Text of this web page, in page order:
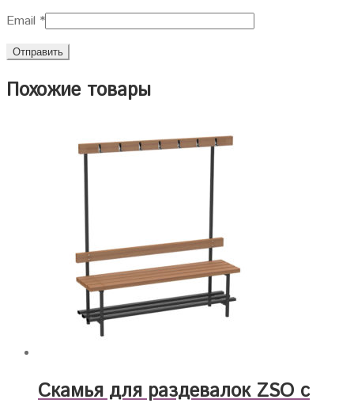
Email *
Похожие товары
Скамья для раздевалок ZSO с